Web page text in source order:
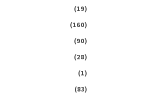
(19)
(160)
(90)
(28)
(1)
(83)